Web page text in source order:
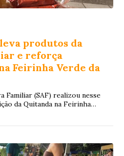
produtos da
e reforça
Feirinha Verde da
Familiar (SAF) realizou nesse
da Quitanda na Feirinha